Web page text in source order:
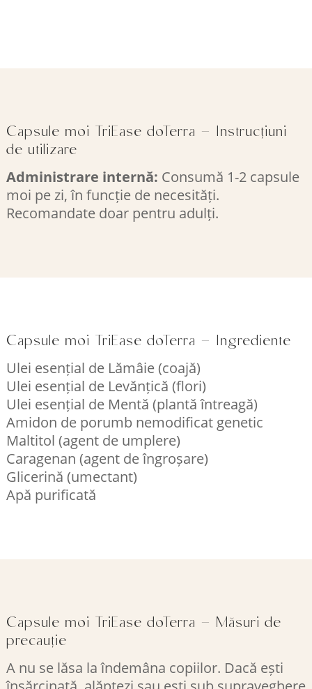
Capsule moi TriEase doTerra – Instrucțiuni
de utilizare
Administrare internă: Consumă 1-2 capsule
moi pe zi, în funcție de necesități.
Recomandate doar pentru adulți.
Capsule moi TriEase doTerra – Ingrediente
Ulei esențial de Lămâie (coajă)
Ulei esențial de Levănțică (flori)
Ulei esențial de Mentă (plantă întreagă)
Amidon de porumb nemodificat genetic
Maltitol (agent de umplere)
Caragenan (agent de îngroșare)
Glicerină (umectant)
Apă purificată
Capsule moi TriEase doTerra – Măsuri de
precauție
A nu se lăsa la îndemâna copiilor. Dacă ești